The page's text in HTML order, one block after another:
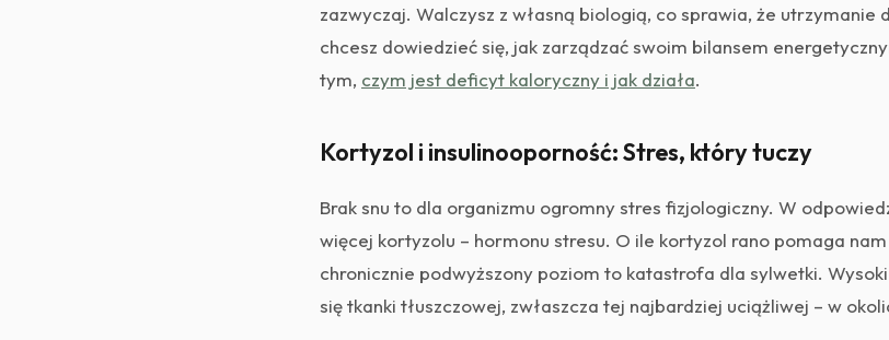
zazwyczaj. Walczysz z własną biologią, co sprawia, że utrzymanie
chcesz dowiedzieć się, jak zarządzać swoim bilansem
tym, czym jest deficyt kaloryczny i jak działa.
Kortyzol i insulinooporność: Stres, który tuczy
Brak snu to dla organizmu ogromny stres fizjologiczny. W
więcej kortyzolu – hormonu stresu. O ile kortyzol rano pomaga
chronicznie podwyższony poziom to katastrofa dla sylwetki.
się tkanki tłuszczowej, zwłaszcza tej najbardziej uciążliwej – w